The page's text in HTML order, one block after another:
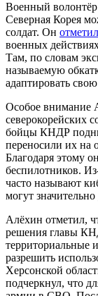
Военный
Северная Корея
солдат. Он отметил
военных
Там, по словам
называемую
адаптировать
Особое внимание
северокорейских
бойцы КНДР
переносили их на
Благодаря этому
беспилотников.
часто называют
могут
Алёхин отметил,
решения главы
территориальные
разрешить
Херсонской
подчеркнул, что